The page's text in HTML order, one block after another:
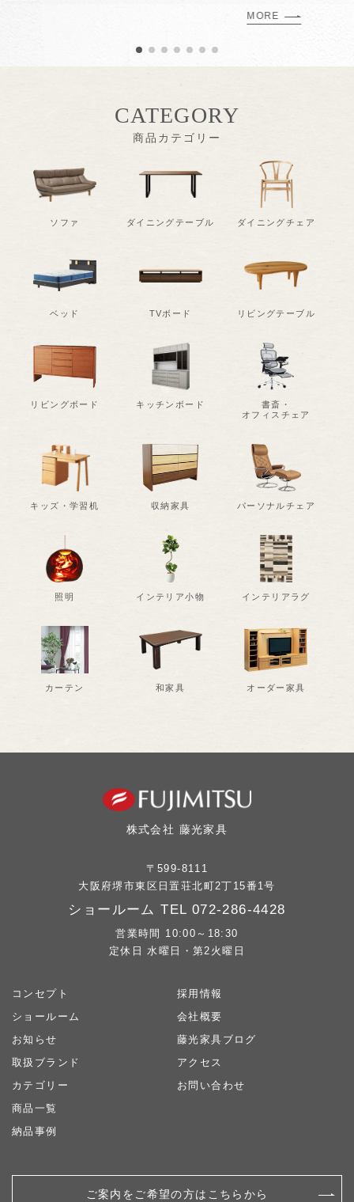
MORE
ソファ ダイニングテーブル ダイニングチェア
ベッド TVボード リビングテーブル
リビングボード キッチンボード
書斎・
オフィスチェア
キッズ・学習机 収納家具 パーソナルチェア
照明 インテリア小物 インテリアラグ
カーテン 和家具 オーダー家具
CATEGORY
商品カテゴリー
株式会社 藤光家具
〒599-8111
大阪府堺市東区日置荘北町2丁15番1号
ショールーム TEL 072-286-4428
営業時間 10:00～18:30
定休日 水曜日・第2火曜日
コンセプト
ショールーム
お知らせ
取扱ブランド
カテゴリー
商品一覧
納品事例
採用情報
会社概要
藤光家具ブログ
アクセス
お問い合わせ
ご案内をご希望の方はこちらから